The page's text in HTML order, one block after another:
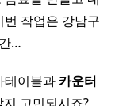
작업은 강남구
…
테이블과 카운터